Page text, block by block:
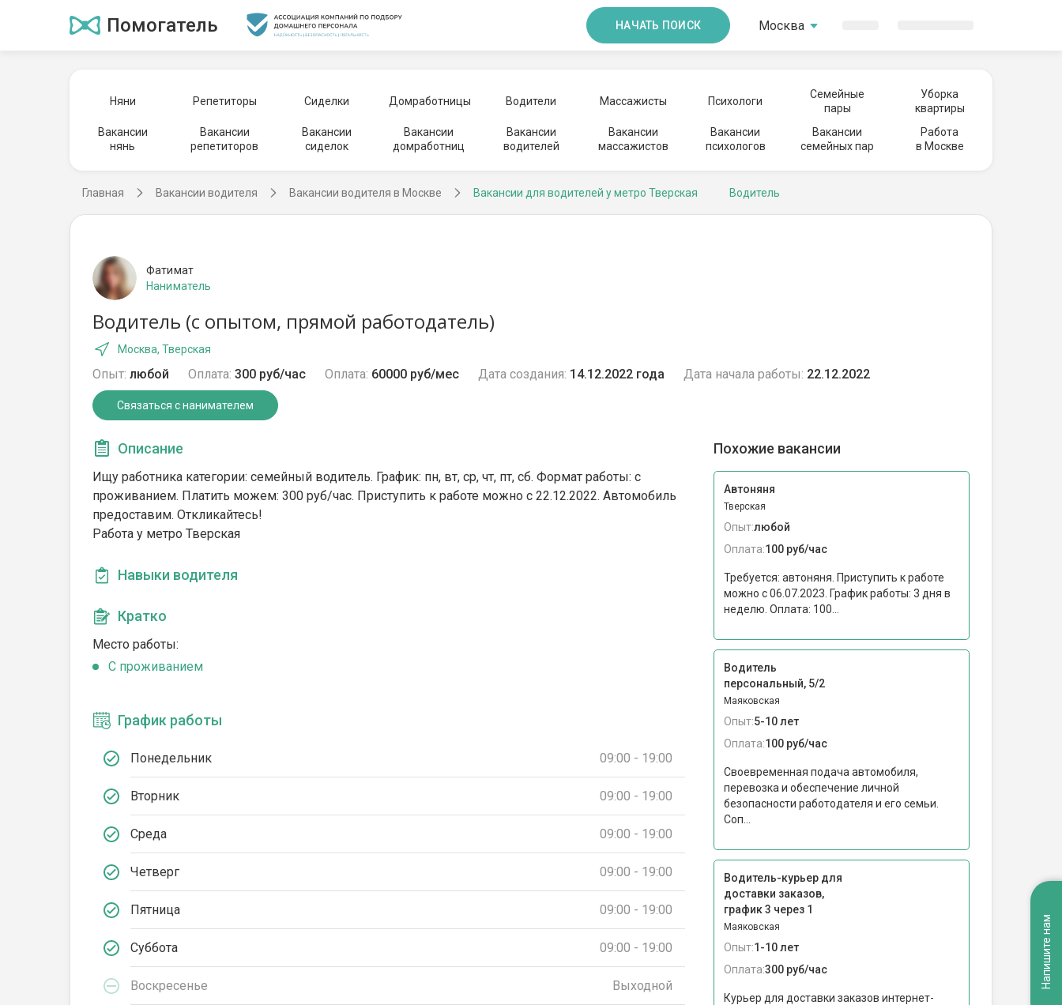
Помогатель НАЧАТЬ ПОИСК Москва
Няни Репетиторы Сиделки Домработницы Водители Массажисты Психологи
Семейные
пары
Уборка
квартиры
Вакансии
нянь
Вакансии
репетиторов
Вакансии
сиделок
Вакансии
домработниц
Вакансии
водителей
Вакансии
массажистов
Вакансии
психологов
Вакансии
семейных пар
Работа
в Москве
Главная Вакансии водителя Вакансии водителя в Москве Вакансии для водителей у метро Тверская Водитель
Фатимат
Наниматель
Водитель (с опытом, прямой работодатель)
Москва, Тверская
Опыт: любой Оплата: 300 руб/час Оплата: 60000 руб/мес Дата создания: 14.12.2022 года Дата начала работы: 22.12.2022
Связаться с нанимателем
Описание
Ищу работника категории: семейный водитель. График: пн, вт, ср, чт, пт, сб. Формат работы: с
проживанием. Платить можем: 300 руб/час. Приступить к работе можно c 22.12.2022. Автомобиль
предоставим. Откликайтесь!
Работа у метро Тверская
Навыки водителя
Кратко
Место работы:
С проживанием
График работы
Понедельник 09:00 - 19:00
Вторник 09:00 - 19:00
Среда 09:00 - 19:00
Четверг 09:00 - 19:00
Пятница 09:00 - 19:00
Суббота 09:00 - 19:00
Воскресенье Выходной
Похожие вакансии
Автоняня
Тверская
Опыт:любой
Оплата:100 руб/час
Требуется: автоняня. Приступить к работе
можно c 06.07.2023. График работы: 3 дня в
неделю. Оплата: 100...
Водитель
персональный, 5/2
Маяковская
Опыт:5-10 лет
Оплата:100 руб/час
Своевременная подача автомобиля,
перевозка и обеспечение личной
безопасности работодателя и его семьи.
Соп...
Водитель-курьер для
доставки заказов,
график 3 через 1
Маяковская
Опыт:1-10 лет
Оплата:300 руб/час
Курьер для доставки заказов интернет-
Напишите нам